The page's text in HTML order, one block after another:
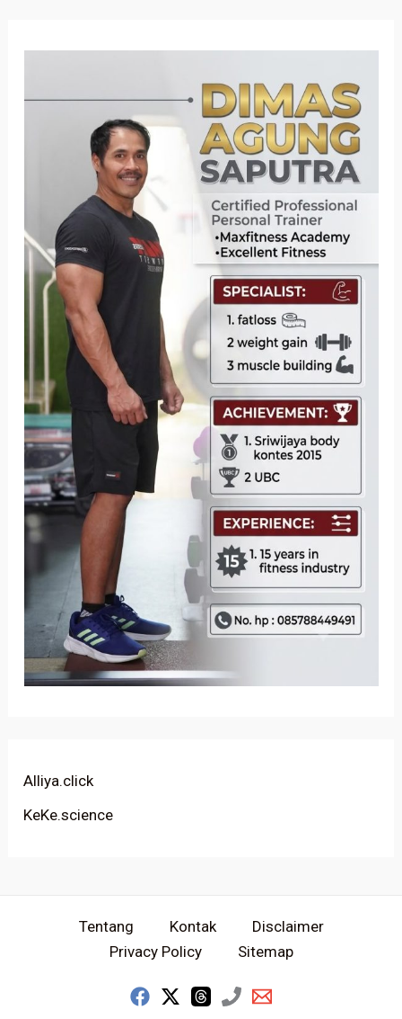
Alliya.click
KeKe.science
Tentang Kontak
Disclaimer
Privacy Policy
Sitemap